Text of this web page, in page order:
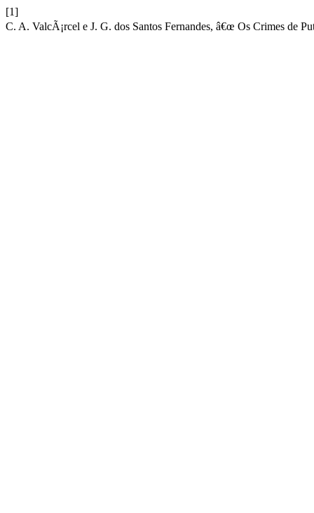
[1]
C. A. ValcÃ¡rcel e J. G. dos Santos Fernandes, â€œ Os Crimes de